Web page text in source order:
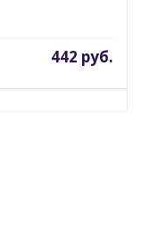
442 руб.